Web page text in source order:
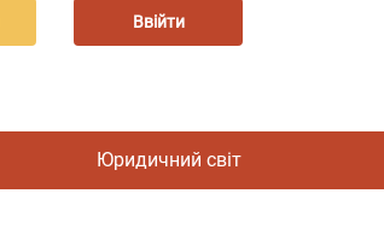
Ввійти
Юридичний світ